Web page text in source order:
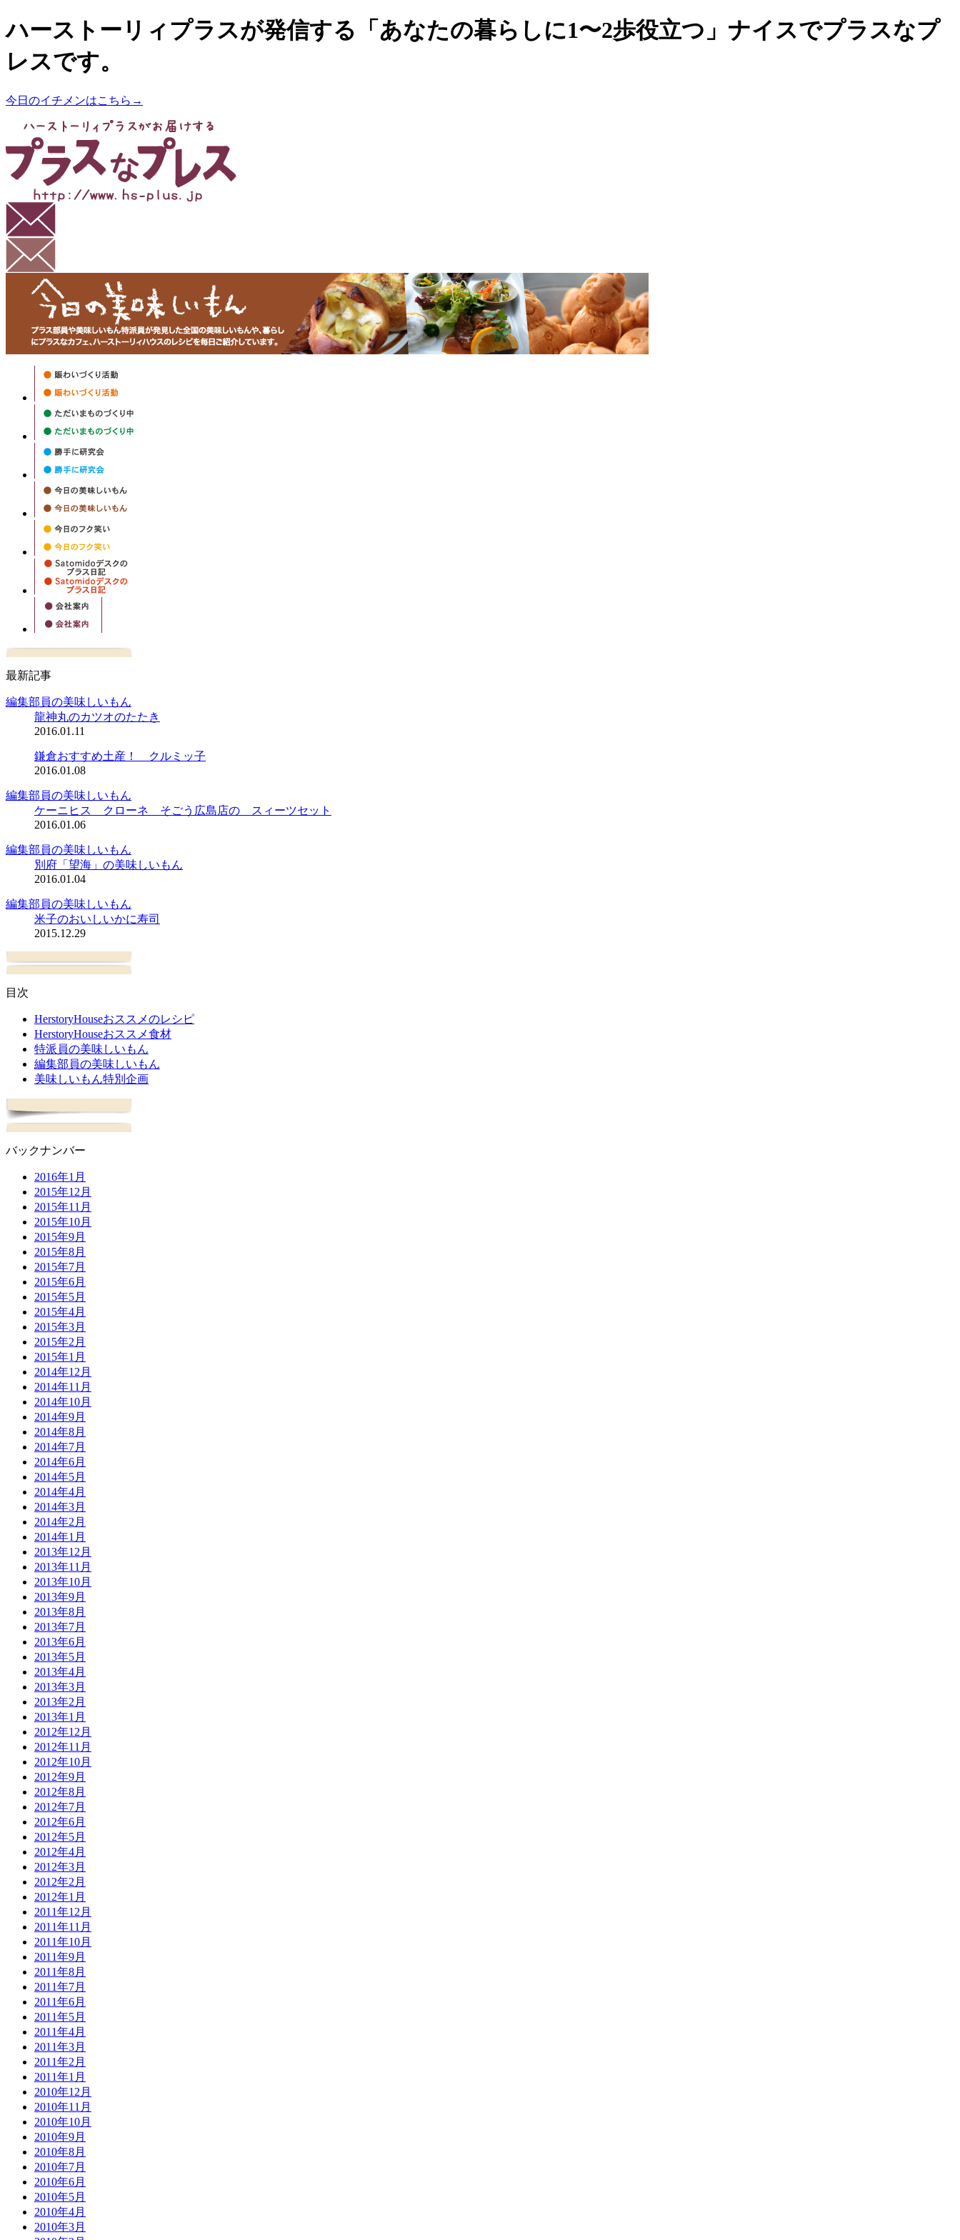
ハーストーリィプラスが発信する「あなたの暮らしに1〜2歩役立つ」ナイスでプラスなプ
レスです。
今日のイチメンはこちら→
最新記事
編集部員の美味しいもん
龍神丸のカツオのたたき
2016.01.11
鎌倉おすすめ土産！ クルミッ子
2016.01.08
編集部員の美味しいもん
ケーニヒス クローネ そごう広島店の スィーツセット
2016.01.06
編集部員の美味しいもん
別府「望海」の美味しいもん
2016.01.04
編集部員の美味しいもん
米子のおいしいかに寿司
2015.12.29
目次
HerstoryHouseおススメのレシピ
HerstoryHouseおススメ食材
特派員の美味しいもん
編集部員の美味しいもん
美味しいもん特別企画
バックナンバー
2016年1月
2015年12月
2015年11月
2015年10月
2015年9月
2015年8月
2015年7月
2015年6月
2015年5月
2015年4月
2015年3月
2015年2月
2015年1月
2014年12月
2014年11月
2014年10月
2014年9月
2014年8月
2014年7月
2014年6月
2014年5月
2014年4月
2014年3月
2014年2月
2014年1月
2013年12月
2013年11月
2013年10月
2013年9月
2013年8月
2013年7月
2013年6月
2013年5月
2013年4月
2013年3月
2013年2月
2013年1月
2012年12月
2012年11月
2012年10月
2012年9月
2012年8月
2012年7月
2012年6月
2012年5月
2012年4月
2012年3月
2012年2月
2012年1月
2011年12月
2011年11月
2011年10月
2011年9月
2011年8月
2011年7月
2011年6月
2011年5月
2011年4月
2011年3月
2011年2月
2011年1月
2010年12月
2010年11月
2010年10月
2010年9月
2010年8月
2010年7月
2010年6月
2010年5月
2010年4月
2010年3月